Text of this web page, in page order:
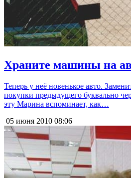
Храните машины на
Теперь у неё новенькое авто.
покупки предыдущего буквально
эту Марина вспоминает, как…
05 июня 2010 08:06